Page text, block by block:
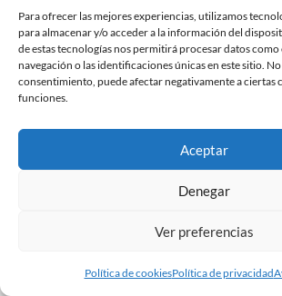
Para ofrecer las mejores experiencias, utilizamos
para almacenar y/o acceder a la información del
de estas tecnologías nos permitirá procesar datos
navegación o las identificaciones únicas en este sitio.
consentimiento, puede afectar negativamente a ciertas
funciones.
Aceptar
Denegar
Ver preferencias
Política de cookiesPolítica de privacidad
Tu dirección de correo electrónico no será
campos obligatorios están marcados con*
COMENTARIO*